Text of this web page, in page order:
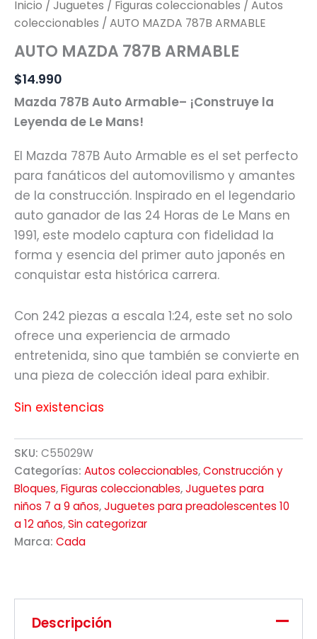
Inicio / Juguetes / Figuras coleccionables / Autos
coleccionables / AUTO MAZDA 787B ARMABLE
AUTO MAZDA 787B ARMABLE
$14.990
Mazda 787B Auto Armable– ¡Construye la
Leyenda de Le Mans!
El Mazda 787B Auto Armable es el set perfecto
para fanáticos del automovilismo y amantes
de la construcción. Inspirado en el legendario
auto ganador de las 24 Horas de Le Mans en
1991, este modelo captura con fidelidad la
forma y esencia del primer auto japonés en
conquistar esta histórica carrera.
Con 242 piezas a escala 1:24, este set no solo
ofrece una experiencia de armado
entretenida, sino que también se convierte en
una pieza de colección ideal para exhibir.
Sin existencias
SKU: C55029W
Categorías: Autos coleccionables,Construcción y
Bloques,Figuras coleccionables,Juguetes para
niños 7 a 9 años,Juguetes para preadolescentes 10
a 12 años,Sin categorizar
Marca: Cada
Descripción